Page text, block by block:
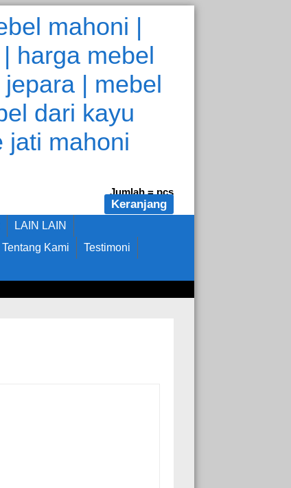
Jumlah =pcs
Keranjang
LAIN LAIN
Tentang Kami
Testimoni